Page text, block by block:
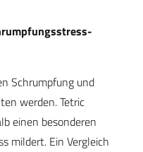
Schrumpfung und
werden. Tetric
einen besonderen
mildert. Ein Vergleich